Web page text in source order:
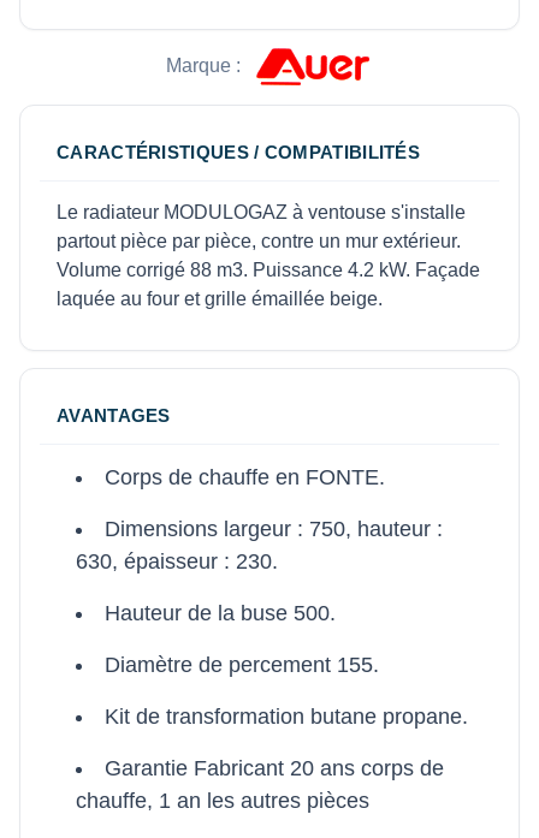
Marque :
CARACTÉRISTIQUES / COMPATIBILITÉS
Le radiateur MODULOGAZ à ventouse s'installe
partout pièce par pièce, contre un mur extérieur.
Volume corrigé 88 m3. Puissance 4.2 kW. Façade
laquée au four et grille émaillée beige.
AVANTAGES
Corps de chauffe en FONTE.
Dimensions largeur : 750, hauteur :
630, épaisseur : 230.
Hauteur de la buse 500.
Diamètre de percement 155.
Kit de transformation butane propane.
Garantie Fabricant 20 ans corps de
chauffe, 1 an les autres pièces